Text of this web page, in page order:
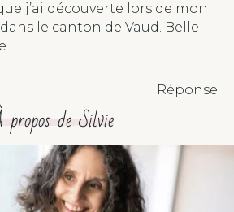
j’ai découverte lors de mon
le canton de Vaud. Belle
Réponse
de Silvie